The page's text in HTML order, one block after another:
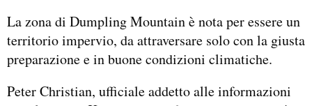
La zona di Dumpling Mountain è nota per essere un
territorio impervio, da attraversare solo con la giusta
preparazione e in buone condizioni climatiche.
Peter Christian, ufficiale addetto alle informazioni